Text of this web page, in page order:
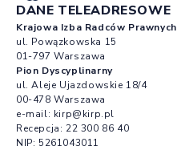
DANE TELEADRESOWE
Krajowa Izba Radców Prawnych
ul. Powązkowska 15
01-797 Warszawa
Pion Dyscyplinarny
ul. Aleje Ujazdowskie 18/4
00-478 Warszawa
e-mail: kirp@kirp.pl
Recepcja: 22 300 86 40
NIP: 5261043011